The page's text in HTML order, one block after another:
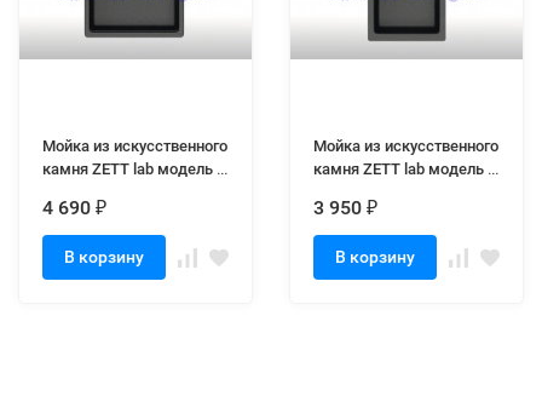
Мойка из искусственного
камня ZETT lab модель 9
4 690 ₽
В корзину
Мойка из искусственного
камня ZETT lab модель 8
3 950 ₽
В корзину